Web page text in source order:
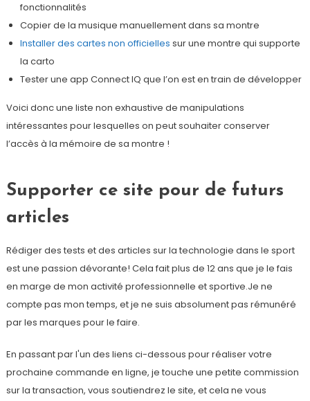
fonctionnalités
Copier de la musique manuellement dans sa montre
Installer des cartes non officielles sur une montre qui supporte
la carto
Tester une app Connect IQ que l’on est en train de développer
Voici donc une liste non exhaustive de manipulations
intéressantes pour lesquelles on peut souhaiter conserver
l’accès à la mémoire de sa montre !
Supporter ce site pour de futurs
articles
Rédiger des tests et des articles sur la technologie dans le sport
est une passion dévorante! Cela fait plus de 12 ans que je le fais
en marge de mon activité professionnelle et sportive.Je ne
compte pas mon temps, et je ne suis absolument pas rémunéré
par les marques pour le faire.
En passant par l'un des liens ci-dessous pour réaliser votre
prochaine commande en ligne, je touche une petite commission
sur la transaction, vous soutiendrez le site, et cela ne vous